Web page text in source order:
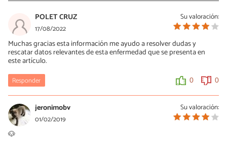
Su valoración:
POLET CRUZ
17/08/2022
Muchas gracias esta información me ayudo a resolver dudas y
rescatar datos relevantes de esta enfermedad que se presenta en
este artículo.
Responder 0 0
Su valoración:
jeronimobv
01/02/2019
🐶